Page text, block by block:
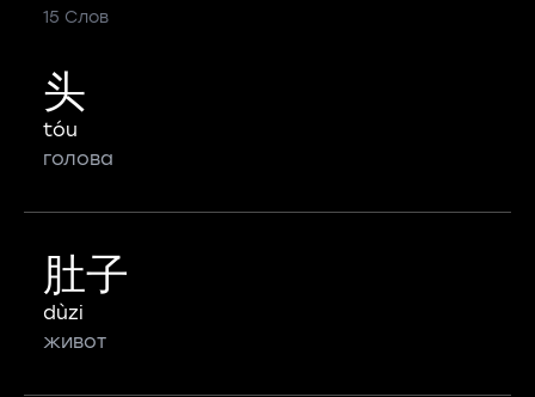
15 Слов
头
tóu
голова
肚子
dùzi
живот